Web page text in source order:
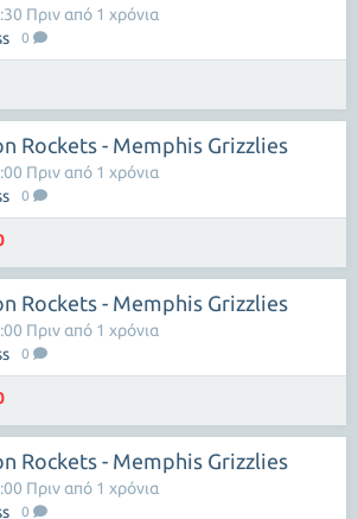
0
Πριν από 1 χρόνια
Rockets - Memphis Grizzlies
0
Πριν από 1 χρόνια
Rockets - Memphis Grizzlies
0
Πριν από 1 χρόνια
Rockets - Memphis Grizzlies
0
Πριν από 1 χρόνια